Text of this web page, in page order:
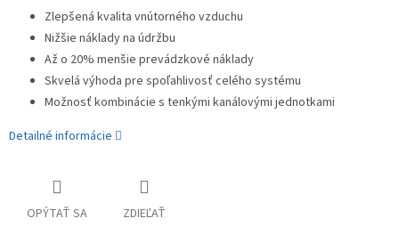
Zlepšená kvalita vnútorného vzduchu
Nižšie náklady na údržbu
Až o 20% menšie prevádzkové náklady
Skvelá výhoda pre spoľahlivosť celého systému
Možnosť kombinácie s tenkými kanálovými jednotkami
Detailné informácie
OPÝTAŤ SA ZDIEĽAŤ